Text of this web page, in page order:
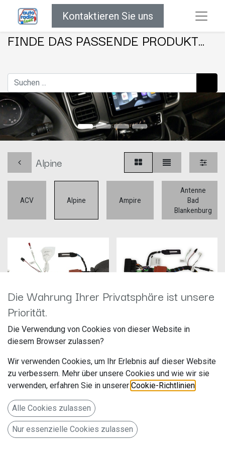
Kontaktieren Sie uns
FINDE DAS PASSENDE PRODUKT...
Alpine
ACV Alpine Ampire
Antenne
Bad
Blankenburg
ALPINE APF-X303VW
Hersteller: Alpine
Artikelnummer: APF-X303VW
ALPS Alpine Europe GmbH
Ohmstr. 4
Deutschland www.alpine.de
CAN zu UART-Interface für VW
Plattform (MIB-PQ - Seat,
Škoda und VW)
199,00€
Hersteller: Alpine
Artikelnummer: APF-X320MIB
ALPS Alpine Europe GmbH
Ohmstr. 4
Plattform (MIB / MIB2 - Seat,
Škoda und VW)
205,00
Die Wahrung Ihrer Privatsphäre ist unsere
Priorität.
Die Verwendung von Cookies von dieser Website in
diesem Browser zulassen?
Wir verwenden Cookies, um Ihr Erlebnis auf dieser Website
zu verbessern. Mehr über unsere Cookies und wie wir sie
verwenden, erfahren Sie in unserer Cookie-Richtlinien
Alle Cookies zulassen
Nur essenzielle Cookies zulassen